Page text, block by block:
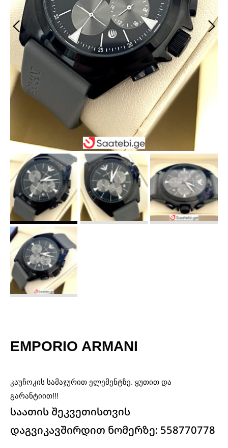
EMPORIO ARMANI
კაუჩოკის სამაჯურით ელემენტზე. ყუთით და
გარანტიით!!!
საათის შეკვეთისთვის
დაგვიკავშირდით ნომერზე: 558770778